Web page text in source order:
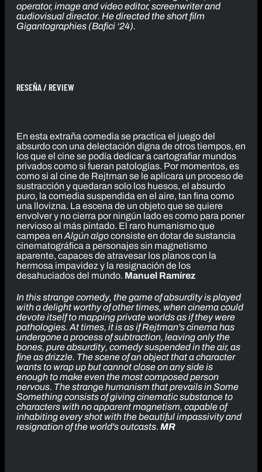
operator, image and video editor, screenwriter and
audiovisual director. He directed the short film
Gigantographies (Bafici ‘24).
RESEÑA / REVIEW
En esta extraña comedia se practica el juego del
absurdo con una delectación digna de otros tiempos, en
los que el cine se podía dedicar a cartografiar mundos
privados como si fueran patologías. Por momentos, es
como si al cine de Rejtman se le aplicara un proceso de
sustracción y quedaran solo los huesos, el absurdo
puro, la comedia suspendida en el aire, tan fina como
una llovizna. La escena de un objeto que se quiere
envolver y no cierra por ningún lado es como para poner
nervioso al más pintado. El raro humanismo que
campea en Algún algoconsiste en dotar de sustancia
cinematográfica a personajes sin magnetismo
aparente, capaces de atravesar los planos con la
hermosa impavidez y la resignación de los
desahuciados del mundo. Manuel Ramírez
In this strange comedy, the game of absurdity is played
with a delight worthy of other times, when cinema could
devote itself to mapping private worlds as if they were
pathologies. At times, it is as if Rejtman's cinema has
undergone a process of subtraction, leaving only the
bones, pure absurdity, comedy suspended in the air, as
fine as drizzle. The scene of an object that a character
wants to wrap up but cannot close on any side is
enough to make even the most composed person
nervous. The strange humanism that prevails inSome
Somethingconsists of giving cinematic substance to
characters with no apparent magnetism, capable of
inhabiting every shot with the beautiful impassivity and
resignation of the world's outcasts. MR